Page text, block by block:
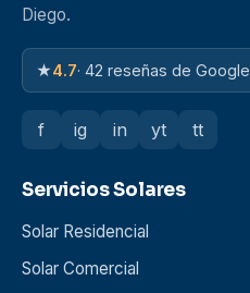
Diego.
★4.7· 42 reseñas de Google
f ig in yt tt
Servicios Solares
Solar Residencial
Solar Comercial